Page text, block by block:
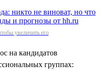
увеличить его
на кандидатов
группах: